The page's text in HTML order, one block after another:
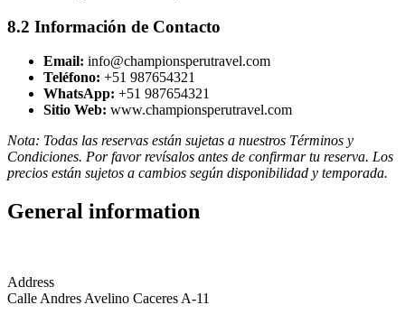
8.2 Información de Contacto
Email: info@championsperutravel.com
Teléfono: +51 987654321
WhatsApp: +51 987654321
Sitio Web: www.championsperutravel.com
Nota: Todas las reservas están sujetas a nuestros Términos y
Condiciones. Por favor revísalos antes de confirmar tu reserva. Los
precios están sujetos a cambios según disponibilidad y temporada.
General information
Address
Calle Andres Avelino Caceres A-11